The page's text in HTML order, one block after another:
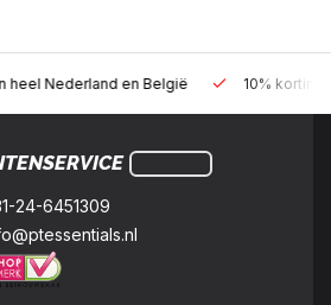
en België 10% korting met een
24-6451309